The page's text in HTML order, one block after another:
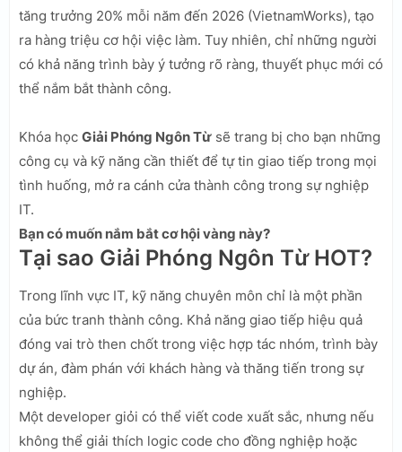
tăng trưởng 20% mỗi năm đến 2026 (VietnamWorks), tạo
ra hàng triệu cơ hội việc làm. Tuy nhiên, chỉ những người
có khả năng trình bày ý tưởng rõ ràng, thuyết phục mới có
thể nắm bắt thành công.
Khóa học Giải Phóng Ngôn Từ sẽ trang bị cho bạn những
công cụ và kỹ năng cần thiết để tự tin giao tiếp trong mọi
tình huống, mở ra cánh cửa thành công trong sự nghiệp
IT.
Bạn có muốn nắm bắt cơ hội vàng này?
Tại sao Giải Phóng Ngôn Từ HOT?
Trong lĩnh vực IT, kỹ năng chuyên môn chỉ là một phần
của bức tranh thành công. Khả năng giao tiếp hiệu quả
đóng vai trò then chốt trong việc hợp tác nhóm, trình bày
dự án, đàm phán với khách hàng và thăng tiến trong sự
nghiệp.
Một developer giỏi có thể viết code xuất sắc, nhưng nếu
không thể giải thích logic code cho đồng nghiệp hoặc